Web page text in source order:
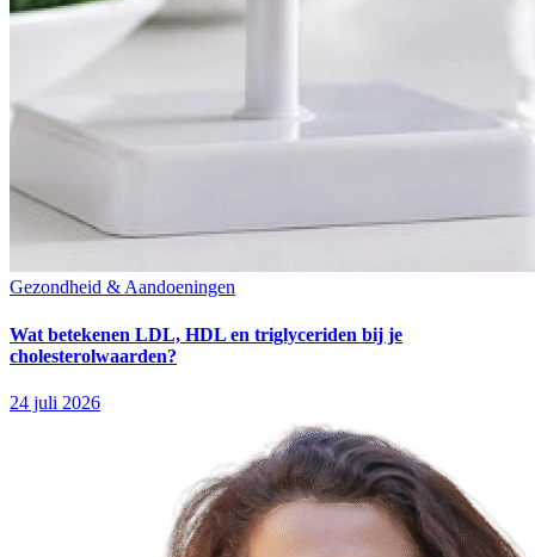
Gezondheid & Aandoeningen
Wat betekenen LDL, HDL en triglyceriden bij je
cholesterolwaarden?
24 juli 2026